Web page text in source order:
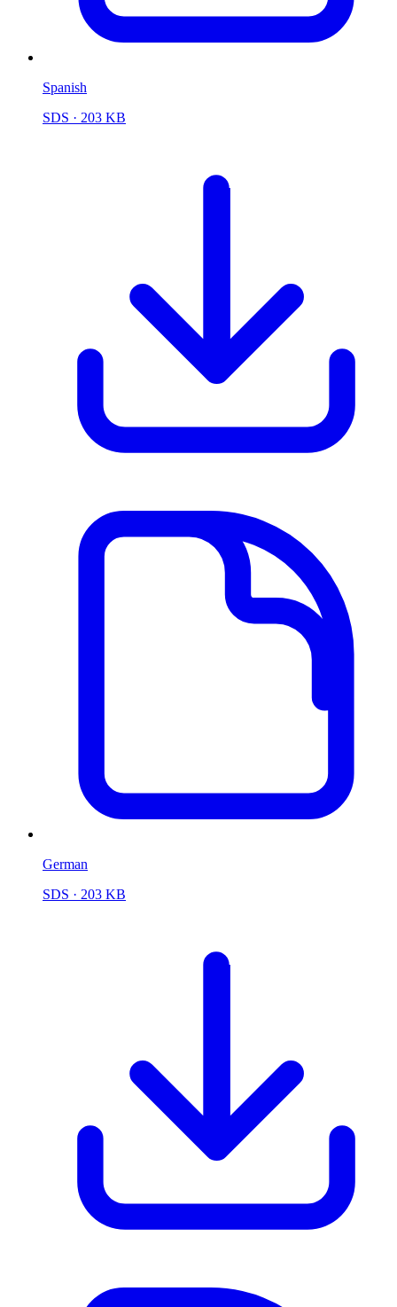
Spanish
SDS · 203 KB
German
SDS · 203 KB